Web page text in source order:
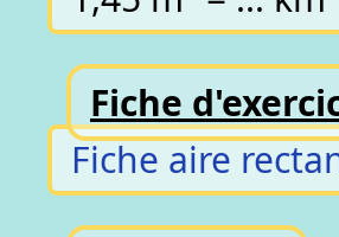
Fiche
Fiche aire